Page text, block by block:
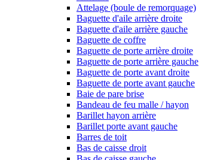
Attelage (boule de remorquage)
Baguette d'aile arrière droite
Baguette d'aile arrière gauche
Baguette de coffre
Baguette de porte arrière droite
Baguette de porte arrière gauche
Baguette de porte avant droite
Baguette de porte avant gauche
Baie de pare brise
Bandeau de feu malle / hayon
Barillet hayon arrière
Barillet porte avant gauche
Barres de toit
Bas de caisse droit